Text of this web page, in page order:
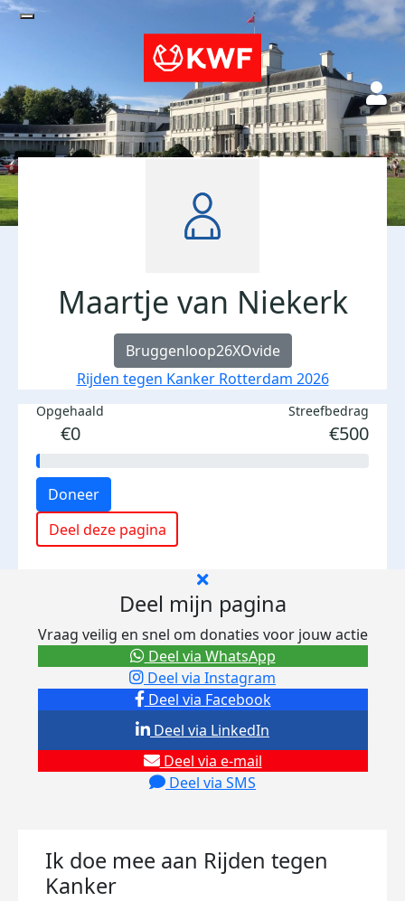
Maartje van Niekerk
Bruggenloop26XOvide
Rijden tegen Kanker Rotterdam 2026
Opgehaald
€0
Streefbedrag
€500
Doneer
Deel deze pagina
Deel mijn pagina
Vraag veilig en snel om donaties voor jouw actie
Deel via Facebook
Deel via Instagram
Deel via e-mail
Deel via SMS
Deel via LinkedIn
Deel via WhatsApp
Ik doe mee aan Rijden tegen
Kanker